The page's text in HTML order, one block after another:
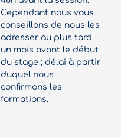
Cependant nous vous
conseillons de nous les
adresser au plus tard
un mois avant le début
du stage ; délai à partir
duquel nous
confirmons les
formations.